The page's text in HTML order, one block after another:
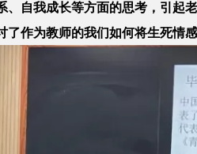
、自我成长等方面的思考，引起
作为教师的我们如何将生死情